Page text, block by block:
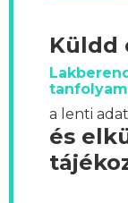
Küldd
a lenti
és